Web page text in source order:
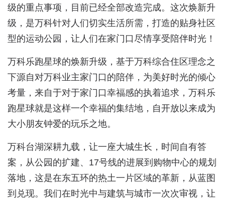
级的重点事项，目前已经全部改造完成。这次焕新升
级，是万科针对人们切实生活所需，打造的贴身社区
型的运动公园，让人们在家门口尽情享受陪伴时光！
万科乐跑星球的焕新升级，基于万科综合住区理念之
下源自对万科业主家门口的陪伴，为美好时光的倾心
考量，来自于对于家门口幸福感的执着追求，万科乐
跑星球就是这样一个幸福的集结地，自开放以来成为
大小朋友钟爱的玩乐之地。
万科台湖深耕九载，让一座大城生长，时间自有答
案，从公园的扩建、17号线的进展到购物中心的规划
落地，这是在东五环的热土一片区域的革新，从蓝图
到兑现。我们在时光中与建筑与城市一次次审视，让